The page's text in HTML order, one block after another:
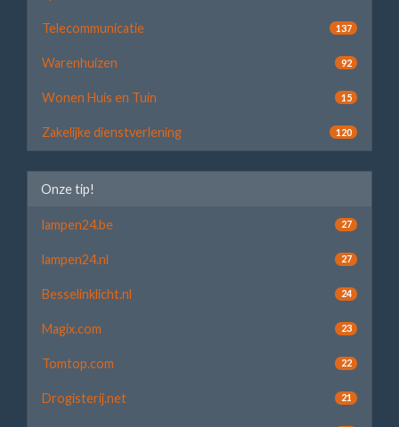
Telecommunicatie 137
Warenhuizen 92
Wonen Huis en Tuin 15
Zakelijke dienstverlening 120
Onze tip!
lampen24.be 27
lampen24.nl 27
Besselinklicht.nl 24
Magix.com 23
Tomtop.com 22
Drogisterij.net 21